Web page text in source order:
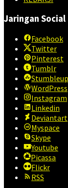
Jaringan Social
Facebook
Twitter
Pinterest
Tumblr
WordPress
Instagram
Linkedin
Deviantart
Myspace
Skype
Youtube
Picassa
Flickr
RSS